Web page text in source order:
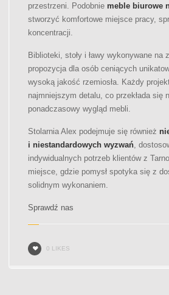
przestrzeni. Podobnie meble biurowe
stworzyć komfortowe miejsce pracy,
koncentracji.
Biblioteki, stoły i ławy wykonywane na
propozycja dla osób ceniących
wysoką jakość rzemiosła. Każdy
najmniejszym detalu, co przekłada się
ponadczasowy wygląd mebli.
Stolarnia Alex podejmuje się również
i niestandardowych wyzwań ,
indywidualnych potrzeb klientów z
miejsce, gdzie pomysł spotyka się z
solidnym wykonaniem.
Sprawdź nas
0 LIKES